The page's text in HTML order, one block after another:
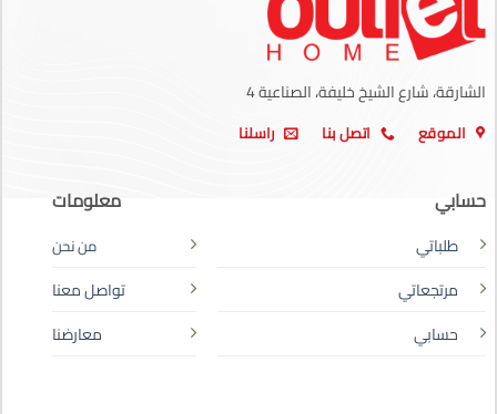
الشارقة، شارع الشيخ خليفة، الصناعية 4
الموقع اتصل بنا راسلنا
حسابي
طلباتي
مرتجعاتي
حسابي
معلومات
من نحن
تواصل معنا
معارضنا